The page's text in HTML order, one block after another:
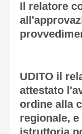
Il relatore
UDITO il
attestato
ordine alla
regionale,